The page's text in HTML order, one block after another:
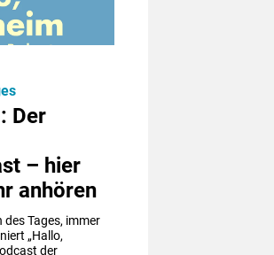
Der
– hier
anhören
Tages, immer
„Hallo,
der